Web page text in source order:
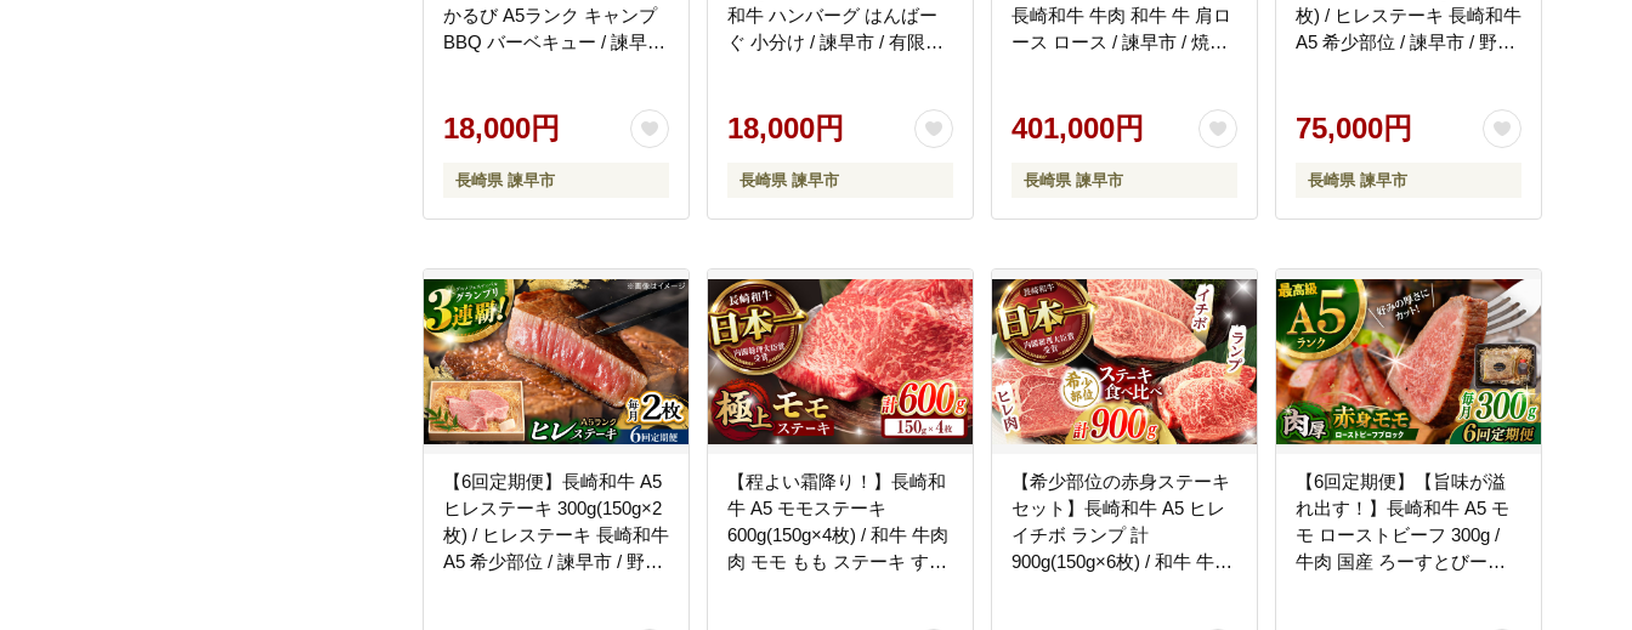
かるび A5ランク キャンプ
BBQ バーベキュー / 諫早市
18,000円
長崎県 諫早市
和牛 ハンバーグ はんばー
ぐ 小分け / 諫早市 / 有限会
18,000円
長崎県 諫早市
長崎和牛 牛肉 和牛 牛 肩ロ
ース ロース / 諫早市 / 焼肉
401,000円
長崎県 諫早市
枚) / ヒレステーキ 長崎和牛
A5 希少部位 / 諫早市 / 野中
75,000円
長崎県 諫早市
【6回定期便】長崎和牛 A5
ヒレステーキ 300g(150g×2
枚) / ヒレステーキ 長崎和牛
A5 希少部位 / 諫早市 / 野中
【程よい霜降り！】長崎和
牛 A5 モモステーキ
600g(150g×4枚) / 和牛 牛肉
肉 モモ もも ステーキ すて
【希少部位の赤身ステーキ
セット】長崎和牛 A5 ヒレ
イチボ ランプ 計
900g(150g×6枚) / 和牛 牛肉
【6回定期便】【旨味が溢
れ出す！】長崎和牛 A5 モ
モ ローストビーフ 300g /
牛肉 国産 ろーすとびーふ